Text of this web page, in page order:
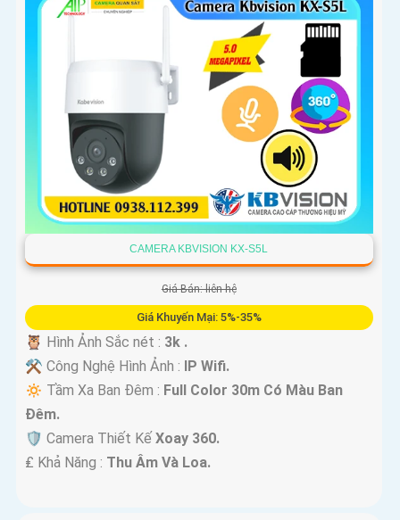
CAMERA KBVISION KX-S5L
Giá Bán: liên hệ
Giá Khuyến Mại: 5%-35%
🦉 Hình Ảnh Sắc nét : 3k .
⚒ Công Nghệ Hình Ảnh : IP Wifi.
🔅 Tầm Xa Ban Đêm : Full Color 30m Có Màu Ban
Ðêm.
🛡 Camera Thiết Kế Xoay 360.
️₤ Khả Năng : Thu Âm Và Loa.